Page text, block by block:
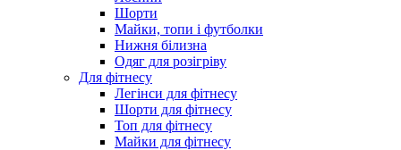
Шорти
Майки, топи і футболки
Нижня білизна
Одяг для розігріву
Для фітнесу
Легінси для фітнесу
Шорти для фітнесу
Топ для фітнесу
Майки для фітнесу